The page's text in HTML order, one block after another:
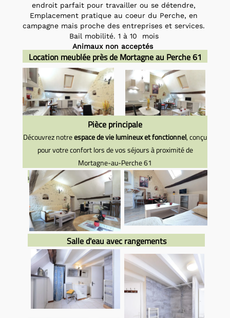
Location meublée près de Mortagne au Perche61
endroit parfait pour travailler ou se détendre,
Emplacement pratique au coeur du Perche, en
campagne mais proche des entreprises et services.
Bail mobilité. 1 à 10 mois
Animaux non acceptés
Location meubléee
mortagne au Perche 61-
pièce principale
Location meublée
mortagne au perche 61
location meublée Mortagne au Perche 61
Pièce principale
Découvrez notreespace de vie lumineux et fonctionnel, conçu
pour votre confort lors de vos séjours à proximité de
Mortagne-au-Perche 61
Salle d'eau avec rangements